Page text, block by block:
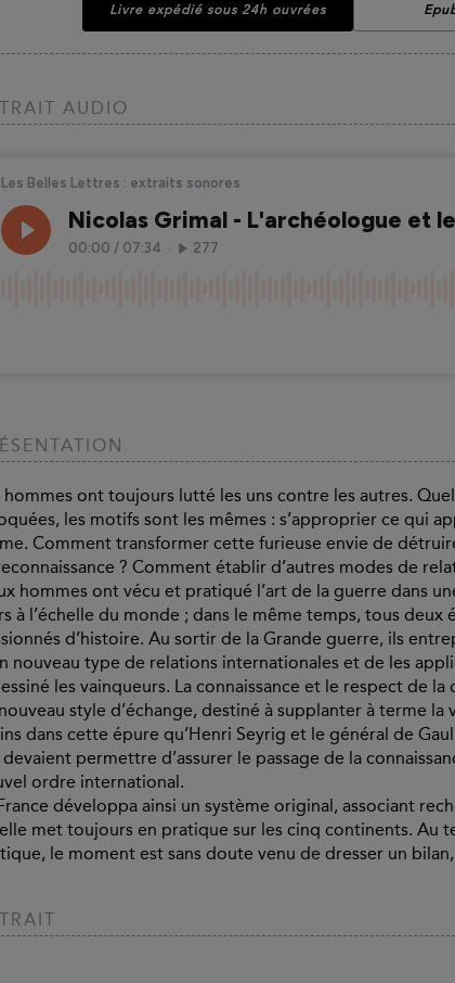
Livre expédié sous 24h ouvrées
AUDIO
hommes ont toujours lutté les uns contre les autres.
les motifs sont les mêmes : s’approprier ce qui
Comment transformer cette furieuse envie de
? Comment établir d’autres modes de
hommes ont vécu et pratiqué l’art de la guerre dans
à l’échelle du monde ; dans le même temps, tous
d’histoire. Au sortir de la Grande guerre, ils
nouveau type de relations internationales et de les
les vainqueurs. La connaissance et le respect de
style d’échange, destiné à supplanter à terme la
dans cette épure qu’Henri Seyrig et le général de
permettre d’assurer le passage de la
ordre international.
développa ainsi un système original, associant
met toujours en pratique sur les cinq continents. Au
le moment est sans doute venu de dresser un